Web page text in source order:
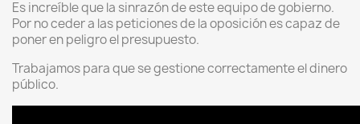
Es increíble que la sinrazón de este equipo de gobierno.
Por no ceder a las peticiones de la oposición es capaz de
poner en peligro el presupuesto.
Trabajamos para que se gestione correctamente el dinero
público.